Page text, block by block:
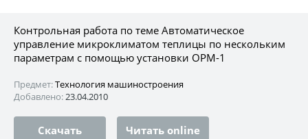
Контрольная работа по теме Автоматическое
управление микроклиматом теплицы по нескольким
параметрам с помощью установки ОРМ-1
Предмет:Технология машиностроения
Добавлено:23.04.2010
Скачать Читать online